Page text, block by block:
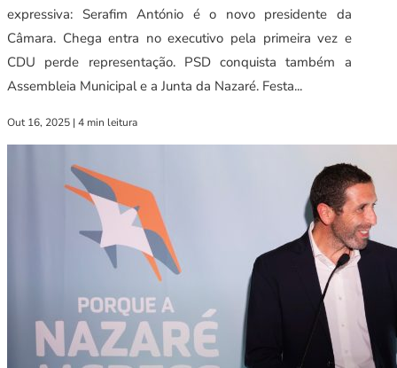
expressiva: Serafim António é o novo presidente da
Câmara. Chega entra no executivo pela primeira vez e
CDU perde representação. PSD conquista também a
Assembleia Municipal e a Junta da Nazaré. Festa...
Out 16, 2025 | 4 min leitura